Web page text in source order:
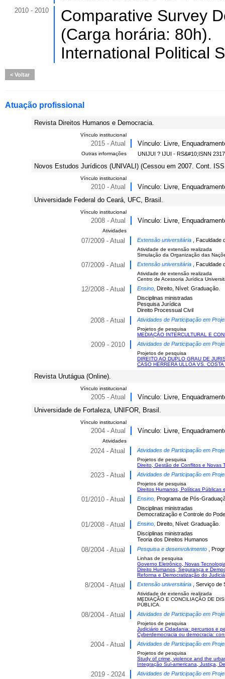
2010 - 2010
Comparative Survey
(Carga horária: 80h).
International Political
Voltar
Atuação profissional
Revista Direitos Humanos e Democracia.
Vínculo institucional
2015 - Atual Vínculo: Livre,
Outras informações UNIJUI ? IJUI - RS&#10;ISNN
Novos Estudos Jurídicos (UNIVALI) (Cessou em 2007. Cont.
Vínculo institucional
2010 - Atual
Vínculo: Livre,
Universidade Federal do Ceará, UFC, Brasil.
Vínculo institucional
2008 - Atual Vínculo: Livre,
Atividades
07/2009 - Atual Extensão universitária ,
Atividade de extensão realizada
Simulação da Organização das
07/2009 - Atual Extensão universitária ,
Atividade de extensão realizada
Centro de Acessoria Jurídica
12/2008 - Atual Ensino, Direito, Nível: Graduação.
Disciplinas ministradas
Pesquisa Jurídica
Direito Processual Civil
2008 - Atual Atividades de Participação em
Projetos de pesquisa
MEDIAÇÃO INTERCULTURAL E
2009 - 2010 Atividades de Participação em
Projetos de pesquisa
DIREITO AO DUPLO GRAU DE
CASO HERRERA ULLOA VS. COSTA
Revista Urutágua (Online).
Vínculo institucional
2005 - Atual
Vínculo: Livre,
Universidade de Fortaleza, UNIFOR, Brasil.
Vínculo institucional
2004 - Atual Vínculo: Livre,
Atividades
2024 - Atual Atividades de Participação em
Projetos de pesquisa
Direito, Gestão de Conflitos e Novas
2023 - Atual Atividades de Participação em
Projetos de pesquisa
Direitos Humanos, Políticas Públicas
01/2010 - Atual Ensino, Programa de Pós-
Disciplinas ministradas
Democratização e Controle do
01/2008 - Atual Ensino, Direito, Nível: Graduação.
Disciplinas ministradas
Teoria dos Direitos Humanos
08/2004 - Atual Pesquisa e desenvolvimento ,
Linhas de pesquisa
Governo Eletrônico, Novas
Direito Humanos, Segurança e
Reforma e Democratização do
8/2004 - Atual Extensão universitária , Serviço
Atividade de extensão realizada
MEDIAÇÃO E CONCILIAÇÃO DE
PÚBLICA.
08/2004 - Atual Atividades de Participação em
Projetos de pesquisa
Judiciário e Cidadania: percursos e
Cyberdemocracia ou democracia:
2004 - Atual Atividades de Participação em
Projetos de pesquisa
Study of crime, violence and the
Integração Sul-americana, Justiça,
2019 - 2024 Atividades de Participação em